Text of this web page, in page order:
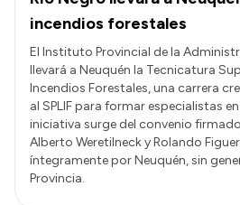
incendios forestales
El Instituto Provincial de la
llevará a Neuquén la Tecnicatura
Incendios Forestales, una carrera
al SPLIF para formar especialistas
iniciativa surge del convenio
Alberto Weretilneck y Rolando
íntegramente por Neuquén, sin
Provincia.